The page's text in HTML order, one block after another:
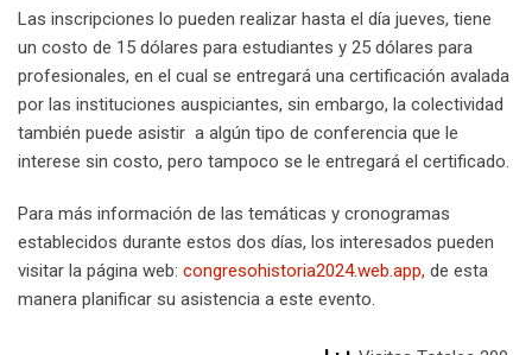
Las inscripciones lo pueden realizar hasta el día jueves, tiene
un costo de 15 dólares para estudiantes y 25 dólares para
profesionales, en el cual se entregará una certificación avalada
por las instituciones auspiciantes, sin embargo, la colectividad
también puede asistir a algún tipo de conferencia que le
interese sin costo, pero tampoco se le entregará el certificado.
Para más información de las temáticas y cronogramas
establecidos durante estos dos días, los interesados pueden
visitar la página web: congresohistoria2024.web.app, de esta
manera planificar su asistencia a este evento.